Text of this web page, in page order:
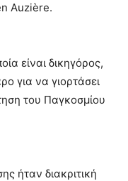
Auzière.
είναι δικηγόρος,
για να γιορτάσει
του Παγκοσμίου
ήταν διακριτική